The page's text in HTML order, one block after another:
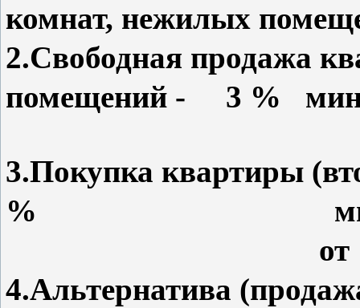
комнат, нежилых
2.Свободная продажа
помещений - 3 %
3.Покупка квартиры
%
от 100 000
4.Альтернатива